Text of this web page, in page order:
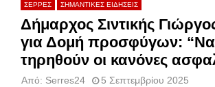
ΣΕΡΡΕΣ ΣΗΜΑΝΤΙΚΕΣ ΕΙΔΗΣΕΙΣ
Δήμαρχος Σιντικής
για Δομή προσφύγων: “Να
τηρηθούν οι κανόνες
Από: Serres24 5 Σεπτεμβρίου 2025